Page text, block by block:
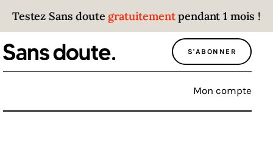
Testez Sans doute gratuitementpendant 1 mois !
S'ABONNER
Mon compte
Sans doute
Parce que plus personne n’écoute les gens
qui ont des choses à dire.
Politique